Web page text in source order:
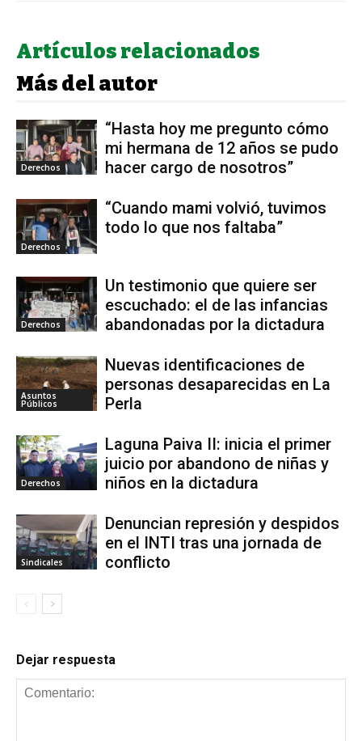
Artículos relacionados
Más del autor
Derechos
“Hasta hoy me pregunto cómo
mi hermana de 12 años se pudo
hacer cargo de nosotros”
Derechos
“Cuando mami volvió, tuvimos
todo lo que nos faltaba”
Derechos
Un testimonio que quiere ser
escuchado: el de las infancias
abandonadas por la dictadura
Asuntos
Públicos
Nuevas identificaciones de
personas desaparecidas en La
Perla
Derechos
Laguna Paiva II: inicia el primer
juicio por abandono de niñas y
niños en la dictadura
Sindicales
Denuncian represión y despidos
en el INTI tras una jornada de
conflicto
Dejar respuesta